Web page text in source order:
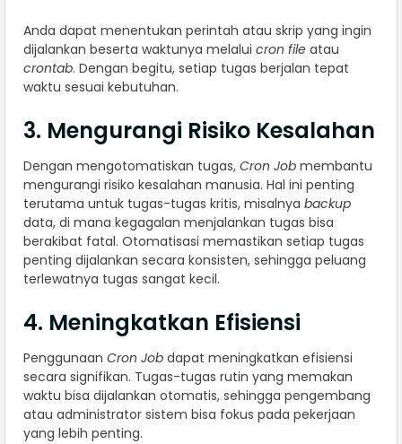
Anda dapat menentukan perintah atau skrip yang ingin
dijalankan beserta waktunya melalui cron file atau
crontab. Dengan begitu, setiap tugas berjalan tepat
waktu sesuai kebutuhan.
3. Mengurangi Risiko Kesalahan
Dengan mengotomatiskan tugas, Cron Job membantu
mengurangi risiko kesalahan manusia. Hal ini penting
terutama untuk tugas-tugas kritis, misalnya backup
data, di mana kegagalan menjalankan tugas bisa
berakibat fatal. Otomatisasi memastikan setiap tugas
penting dijalankan secara konsisten, sehingga peluang
terlewatnya tugas sangat kecil.
4. Meningkatkan Efisiensi
Penggunaan Cron Job dapat meningkatkan efisiensi
secara signifikan. Tugas-tugas rutin yang memakan
waktu bisa dijalankan otomatis, sehingga pengembang
atau administrator sistem bisa fokus pada pekerjaan
yang lebih penting.